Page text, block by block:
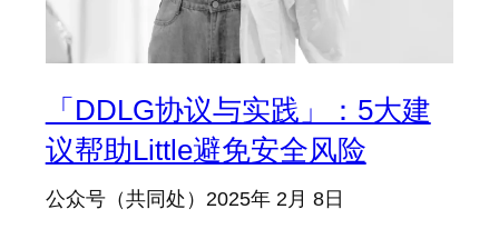
「DDLG协议与实践」：5大建
议帮助Little避免安全风险
公众号（共同处） 2025年 2月 8日